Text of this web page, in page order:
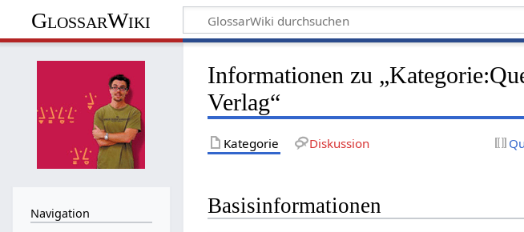
GlossarWiki
Informationen zu
Verlag“
Kategorie Diskussion
Basisinformationen
Navigation